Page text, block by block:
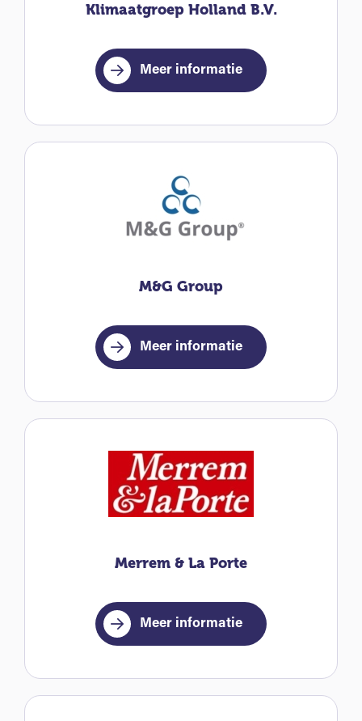
Klimaatgroep Holland B.V.
Meer informatie
M&G Group
Meer informatie
Merrem & La Porte
Meer informatie